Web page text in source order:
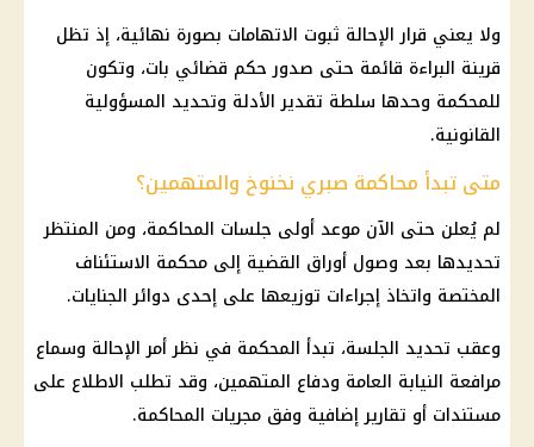
ولا يعني قرار الإحالة ثبوت الاتهامات بصورة نهائية، إذ تظل
قرينة البراءة قائمة حتى صدور حكم قضائي بات، وتكون
للمحكمة وحدها سلطة تقدير الأدلة وتحديد المسؤولية
القانونية.
متى تبدأ محاكمة صبري نخنوخ والمتهمين؟
لم يُعلن حتى الآن موعد أولى جلسات المحاكمة، ومن المنتظر
تحديدها بعد وصول أوراق القضية إلى محكمة الاستئناف
المختصة واتخاذ إجراءات توزيعها على إحدى دوائر الجنايات.
وعقب تحديد الجلسة، تبدأ المحكمة في نظر أمر الإحالة وسماع
مرافعة النيابة العامة ودفاع المتهمين، وقد تطلب الاطلاع على
مستندات أو تقارير إضافية وفق مجريات المحاكمة.